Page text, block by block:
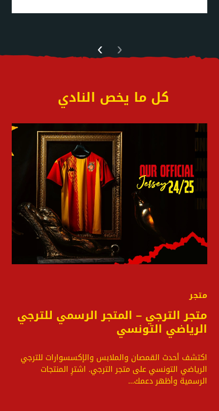
‹
›
كل ما يخص النادي
متجر
متجر الترجي – المتجر الرسمي للترجي
الرياضي التونسي
اكتشف أحدث القمصان والملابس والإكسسوارات للترجي
الرياضي التونسي على متجر الترجي. اشترِ المنتجات
الرسمية وأظهر دعمك...